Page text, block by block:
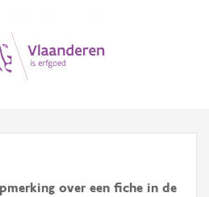
over een fiche in de